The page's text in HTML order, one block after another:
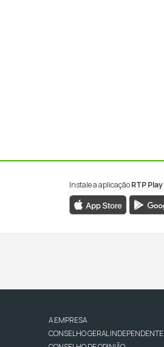
Instale a aplicaçãoRTP Play
A EMPRESA
CONSELHO GERAL INDEPENDENTE